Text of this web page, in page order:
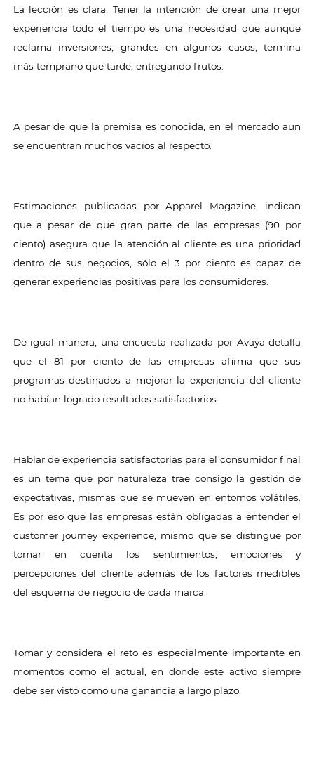
La lección es clara. Tener la intención de crear una mejor
experiencia todo el tiempo es una necesidad que aunque
reclama inversiones, grandes en algunos casos, termina
más temprano que tarde, entregando frutos.
A pesar de que la premisa es conocida, en el mercado aun
se encuentran muchos vacíos al respecto.
Estimaciones publicadas por Apparel Magazine, indican
que a pesar de que gran parte de las empresas (90 por
ciento) asegura que la atención al cliente es una prioridad
dentro de sus negocios, sólo el 3 por ciento es capaz de
generar experiencias positivas para los consumidores.
De igual manera, una encuesta realizada por Avaya detalla
que el 81 por ciento de las empresas afirma que sus
programas destinados a mejorar la experiencia del cliente
no habían logrado resultados satisfactorios.
Hablar de experiencia satisfactorias para el consumidor final
es un tema que por naturaleza trae consigo la gestión de
expectativas, mismas que se mueven en entornos volátiles.
Es por eso que las empresas están obligadas a entender el
customer journey experience, mismo que se distingue por
tomar en cuenta los sentimientos, emociones y
percepciones del cliente además de los factores medibles
del esquema de negocio de cada marca.
Tomar y considera el reto es especialmente importante en
momentos como el actual, en donde este activo siempre
debe ser visto como una ganancia a largo plazo.